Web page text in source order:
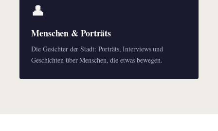
👤
Menschen & Porträts
Die Gesichter der Stadt: Porträts, Interviews und
Geschichten über Menschen, die etwas bewegen.